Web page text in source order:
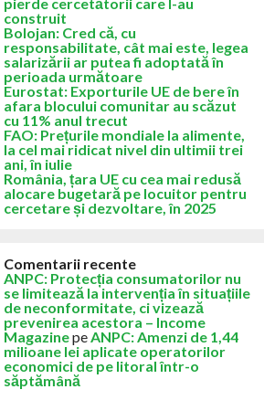
construit
Bolojan: Cred că, cu
responsabilitate, cât mai este, legea
salarizării ar putea fi adoptată în
perioada următoare
Eurostat: Exporturile UE de bere în
afara blocului comunitar au scăzut
cu 11% anul trecut
FAO: Prețurile mondiale la alimente,
la cel mai ridicat nivel din ultimii trei
ani, în iulie
România, țara UE cu cea mai redusă
alocare bugetară pe locuitor pentru
cercetare și dezvoltare, în 2025
Comentarii recente
ANPC: Protecția consumatorilor nu
se limitează la intervenția în situațiile
de neconformitate, ci vizează
prevenirea acestora – Income
MagazinepeANPC: Amenzi de 1,44
milioane lei aplicate operatorilor
economici de pe litoral într-o
săptămână